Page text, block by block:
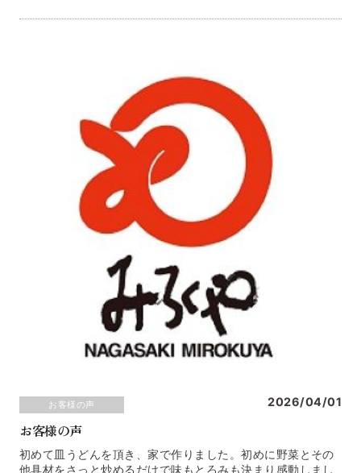
お客様の声 2026/04/01
お客様の声
初めて皿うどんを頂き、家で作りました。初めに野菜とその
他具材をさっと炒めるだけで味もとろみも決まり感動しまし